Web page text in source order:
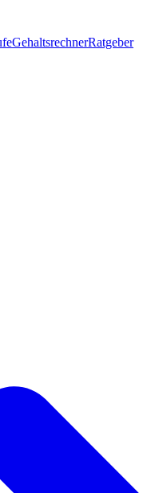
GehaltsrechnerRatgeber